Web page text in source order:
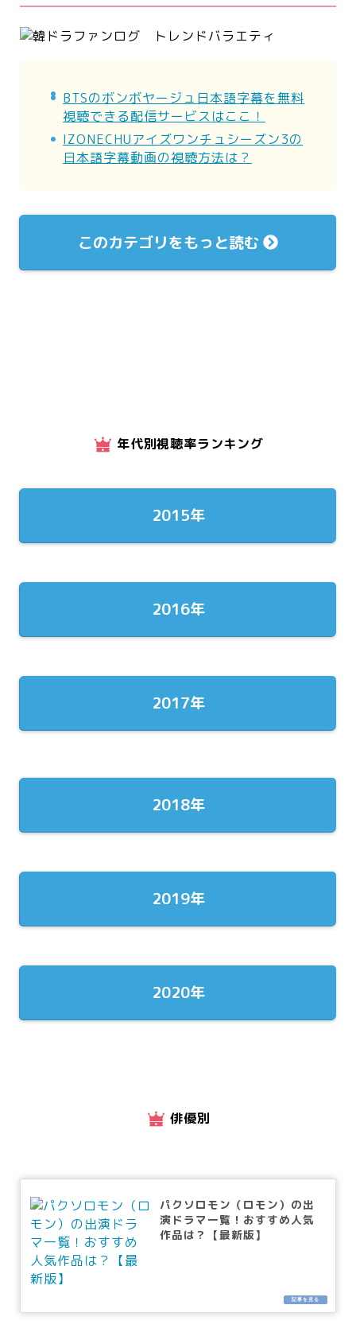
BTSのボンボヤージュ日本語字幕を無料
視聴できる配信サービスはここ！
IZONECHUアイズワンチュシーズン3の
日本語字幕動画の視聴方法は？
このカテゴリをもっと読む
年代別視聴率ランキング
2015年
2016年
2017年
2018年
2019年
2020年
俳優別
パクソロモン（ロモン）の出
演ドラマ一覧！おすすめ人気
作品は？【最新版】